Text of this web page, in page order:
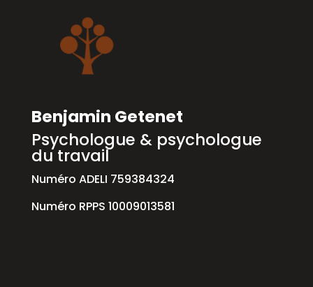
Benjamin Getenet
Psychologue & psychologue
du travail
Numéro ADELI 759384324
Numéro RPPS 10009013581